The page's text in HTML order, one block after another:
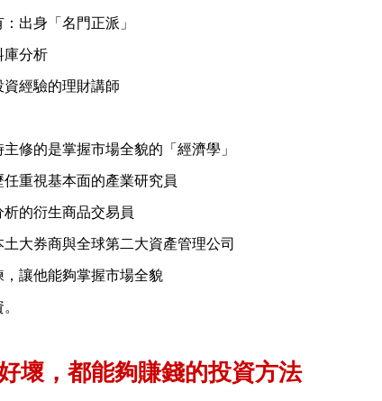
出身「名門正派」
庫分析
資經驗的理財講師
修的是掌握市場全貌的「經濟學」
重視基本面的產業研究員
析的衍生商品交易員
大券商與全球第二大資產管理公司
，讓他能夠掌握市場全貌
壞，都能夠賺錢的投資方法